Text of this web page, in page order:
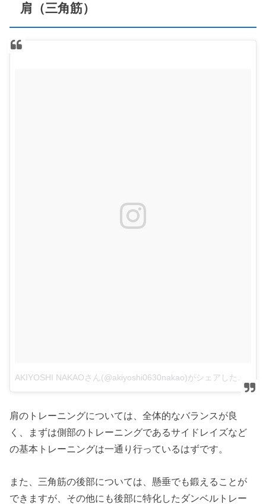
肩（三角筋）
肩のトレーニングについては、全体的なバランスが良
く、まずは側部のトレーニングであるサイドレイズなど
の基本トレーニングは一通り行っているはずです。
また、三角筋の後部については、懸垂でも鍛えることが
できますが、その他にも後部に特化したダンベルトレー